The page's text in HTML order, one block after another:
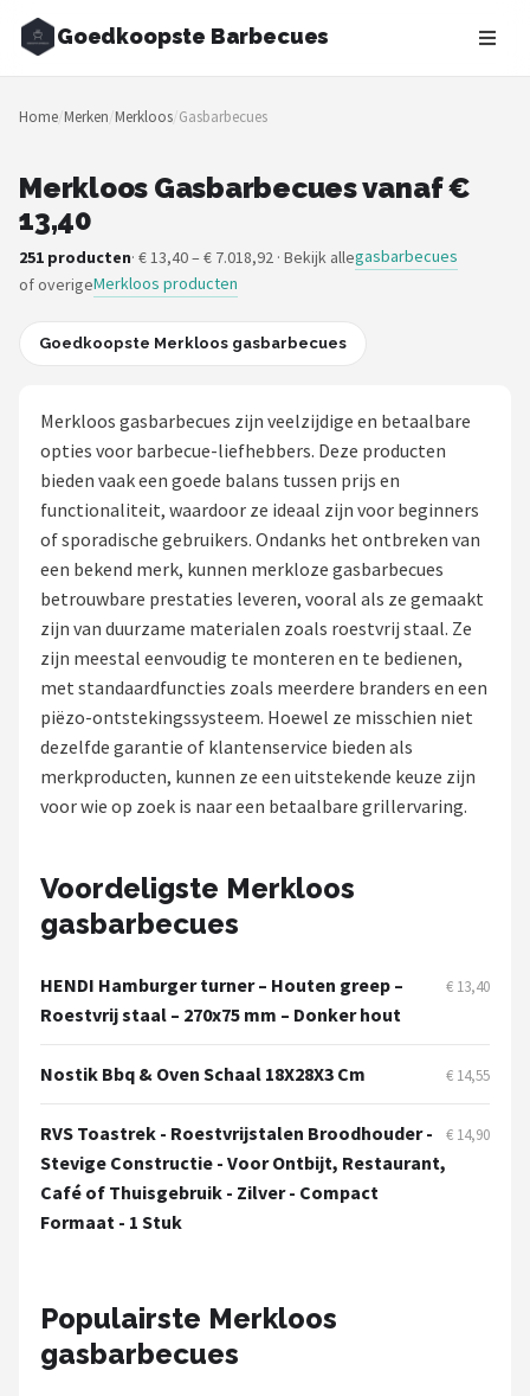
Goedkoopste Barbecues
Zoeken
NAVIGATIE
Merken
Blog
Recepten
Gasbarbecues
Houtskoolbarbecues
Shop
POPULAIRE MERKEN
Weber
Barbecook
Big Green Egg
OFYR
Yakiniku
Mustang
Patton
Kamado Joe
Home/Merken/Merkloos/Gasbarbecues
Merkloos Gasbarbecues vanaf €
13,40
251 producten· € 13,40 – € 7.018,92 · Bekijk allegasbarbecues
of overigeMerkloos producten
Goedkoopste Merkloos gasbarbecues
Merkloos gasbarbecues zijn veelzijdige en betaalbare
opties voor barbecue-liefhebbers. Deze producten
bieden vaak een goede balans tussen prijs en
functionaliteit, waardoor ze ideaal zijn voor beginners
of sporadische gebruikers. Ondanks het ontbreken van
een bekend merk, kunnen merkloze gasbarbecues
betrouwbare prestaties leveren, vooral als ze gemaakt
zijn van duurzame materialen zoals roestvrij staal. Ze
zijn meestal eenvoudig te monteren en te bedienen,
met standaardfuncties zoals meerdere branders en een
piëzo-ontstekingssysteem. Hoewel ze misschien niet
dezelfde garantie of klantenservice bieden als
merkproducten, kunnen ze een uitstekende keuze zijn
voor wie op zoek is naar een betaalbare grillervaring.
Voordeligste Merkloos
gasbarbecues
HENDI Hamburger turner – Houten greep –
Roestvrij staal – 270x75 mm – Donker hout
€ 13,40
Nostik Bbq & Oven Schaal 18X28X3 Cm € 14,55
RVS Toastrek - Roestvrijstalen Broodhouder -
Stevige Constructie - Voor Ontbijt, Restaurant,
Café of Thuisgebruik - Zilver - Compact
Formaat - 1 Stuk
€ 14,90
Populairste Merkloos
gasbarbecues